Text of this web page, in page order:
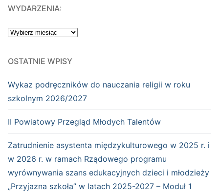
WYDARZENIA:
WYDARZENIA:
OSTATNIE WPISY
Wykaz podręczników do nauczania religii w roku
szkolnym 2026/2027
II Powiatowy Przegląd Młodych Talentów
Zatrudnienie asystenta międzykulturowego w 2025 r. i
w 2026 r. w ramach Rządowego programu
wyrównywania szans edukacyjnych dzieci i młodzieży
„Przyjazna szkoła” w latach 2025-2027 – Moduł 1